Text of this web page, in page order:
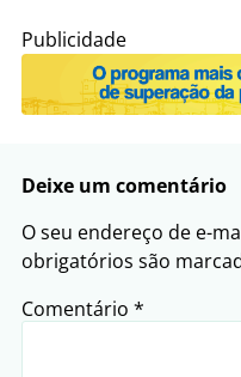
Publicidade
Deixe um comentário
O seu endereço de e-
obrigatórios são
Comentário *